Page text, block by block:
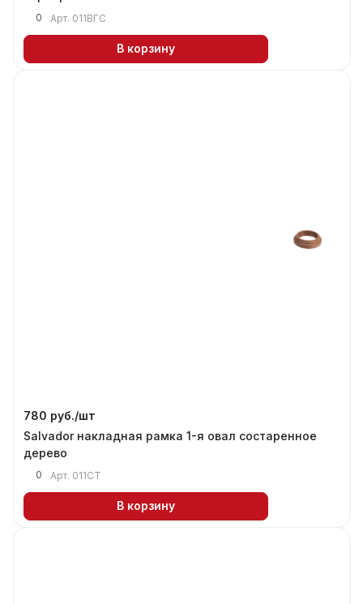
0 Арт. 011ВГС
В корзину
780 руб./шт
Salvador накладная рамка 1-я овал состаренное
дерево
0 Арт. 011СТ
В корзину